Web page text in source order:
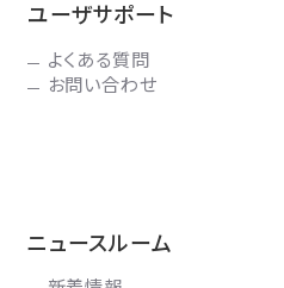
ユーザサポート
よくある質問
お問い合わせ
ニュースルーム